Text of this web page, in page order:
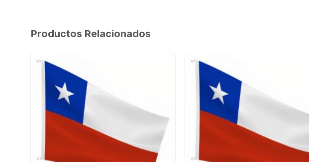
Productos Relacionados